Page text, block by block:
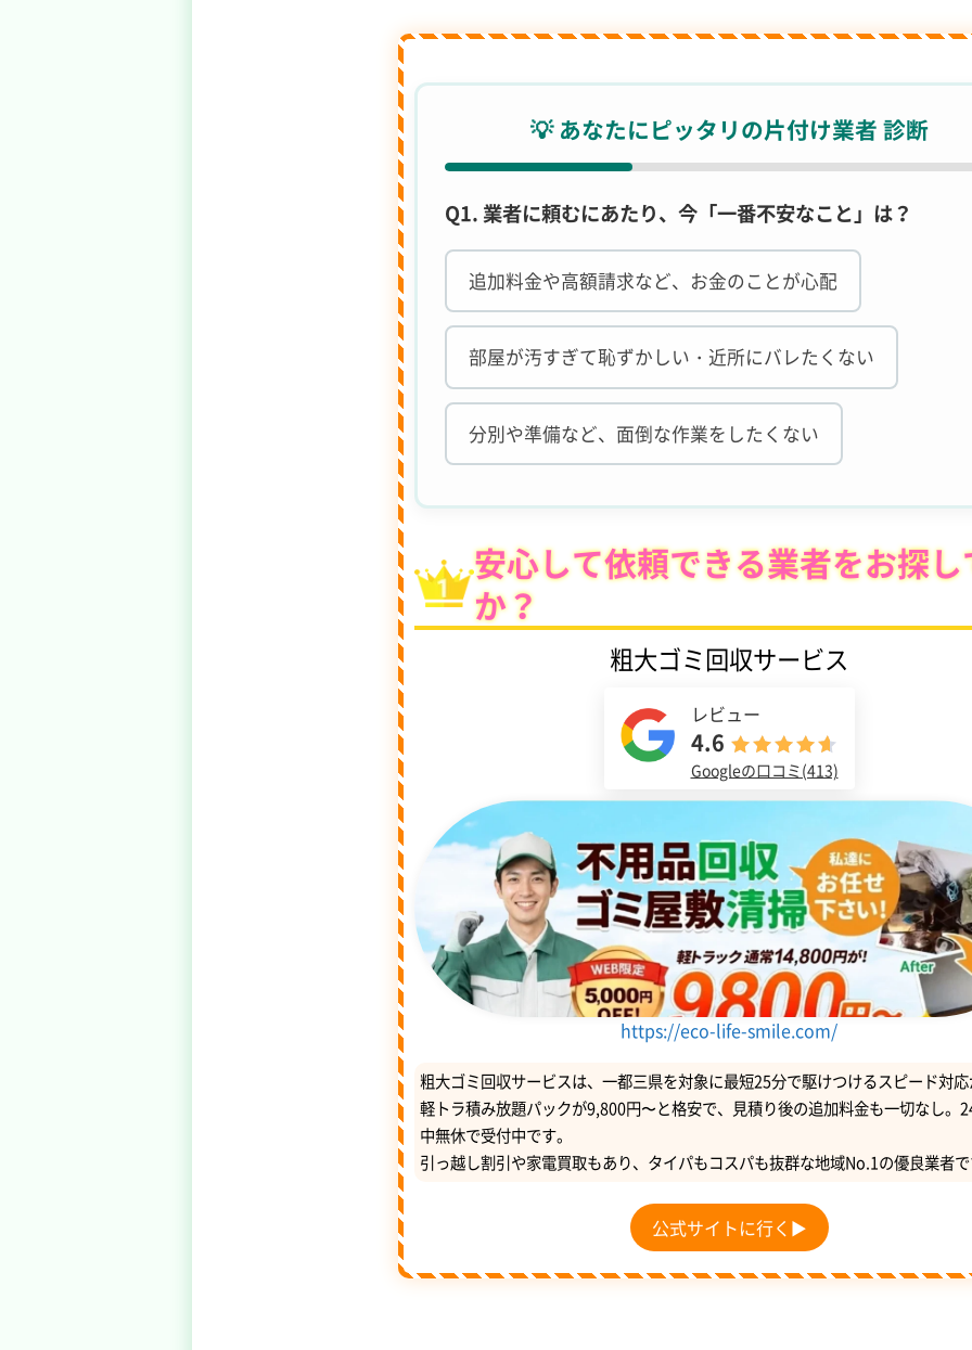
💡 あなたにピッタリの片付け業者 診断
Q1. 業者に頼むにあたり、今「一番不安なこと」は？
追加料金や高額請求など、お金のことが心配
部屋が汚すぎて恥ずかしい・近所にバレたくない
分別や準備など、面倒な作業をしたくない
安心して依頼できる業者をお探
か？
粗大ゴミ回収サービス
レビュー
4.6
Googleの口コミ(413)
https://eco-life-smile.com/
粗大ゴミ回収サービスは、一都三県を対象に最短25分で駆けつけるスピード対
軽トラ積み放題パックが9,800円〜と格安で、見積り後の追加料金も一切なし。
中無休で受付中です。
引っ越し割引や家電買取もあり、タイパもコスパも抜群な地域No.1の優良業者
公式サイトに行く▶